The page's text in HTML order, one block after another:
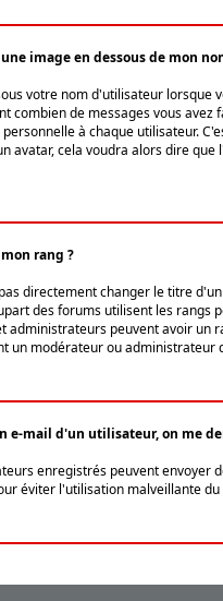
image en dessous de mon
votre nom d'utilisateur lorsque
combien de messages vous
à chaque utilisateur.
avatar, cela voudra alors dire
rang ?
directement changer le titre
des forums utilisent les rangs
administrateurs peuvent avoir un
un modérateur ou
e-mail d'un utilisateur, on me
enregistrés peuvent
éviter l'utilisation malveillante